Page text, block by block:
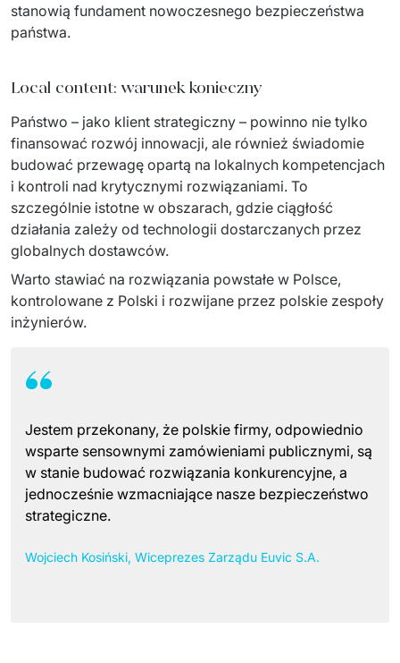
stanowią fundament nowoczesnego bezpieczeństwa
państwa.
Local content: warunek konieczny
Państwo – jako klient strategiczny – powinno nie tylko
finansować rozwój innowacji, ale również świadomie
budować przewagę opartą na lokalnych kompetencjach
i kontroli nad krytycznymi rozwiązaniami. To
szczególnie istotne w obszarach, gdzie ciągłość
działania zależy od technologii dostarczanych przez
globalnych dostawców.
Warto stawiać na rozwiązania powstałe w Polsce,
kontrolowane z Polski i rozwijane przez polskie zespoły
inżynierów.
Jestem przekonany, że polskie firmy, odpowiednio
wsparte sensownymi zamówieniami publicznymi, są
w stanie budować rozwiązania konkurencyjne, a
jednocześnie wzmacniające nasze bezpieczeństwo
strategiczne.
Wojciech Kosiński, Wiceprezes Zarządu Euvic S.A.